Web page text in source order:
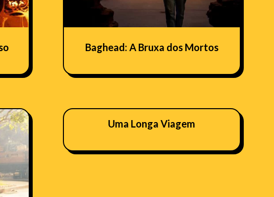
Baghead: A Bruxa dos Mortos
Uma Longa Viagem